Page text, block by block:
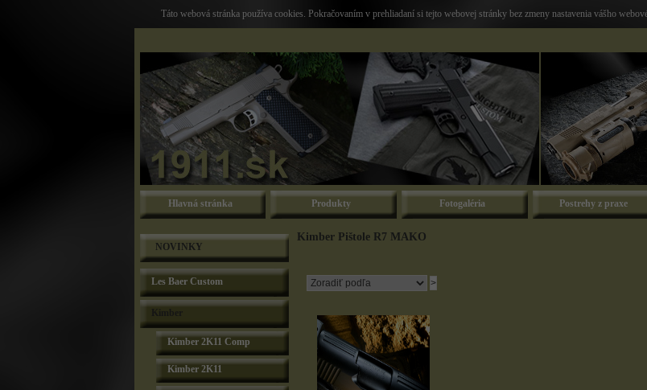
Táto webová stránka používa cookies. Pokračovaním v prehliadaní si tejto webovej stránky bez zmeny nastavenia vášho
Hlavná stránka Produkty Fotogaléria Postrehy z praxe
NOVINKY
Les Baer Custom
Kimber 2K11 Comp
Kimber 2K11
Kimber Pištole R7 MAKO